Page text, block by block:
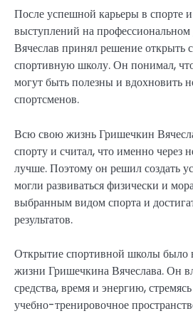
После успешной карьеры в спорте
выступлений на
Вячеслав принял решение открыть
спортивную школу. Он понимал,
могут быть полезны и вдохновить
спортсменов.
Всю свою жизнь Гришечкин
спорту и считал, что именно через
лучше. Поэтому он решил создать
могли развиваться физически и
выбранным видом спорта и
результатов.
Открытие спортивной школы
жизни Гришечкина Вячеслава. Он
средства, время и энергию,
учебно-тренировочное